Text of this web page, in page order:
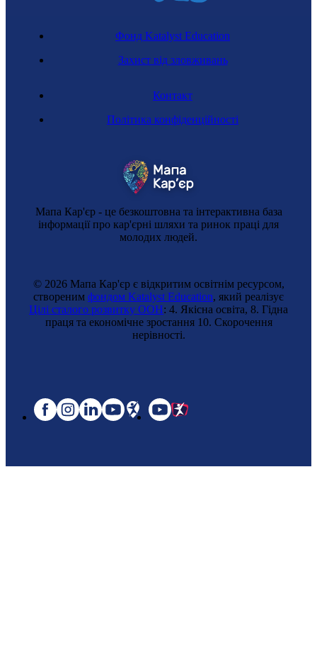
Мапа Кар'єр - це безкоштовна та інтерактивна база
інформації про кар'єрні шляхи та ринок праці для
молодих людей.
Контакт
Політика конфіденційності
Фонд Katalyst Education
Захист від зловживань
© 2026 Мапа Кар'єр є відкритим освітнім ресурсом,
створеним фондом Katalyst Education, який реалізує
Цілі сталого розвитку ООН: 4. Якісна освіта, 8. Гідна
праця та економічне зростання 10. Cкорочення
нерівності.